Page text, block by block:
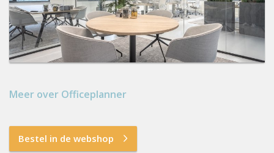
Meer over Officeplanner
Bestel in de webshop